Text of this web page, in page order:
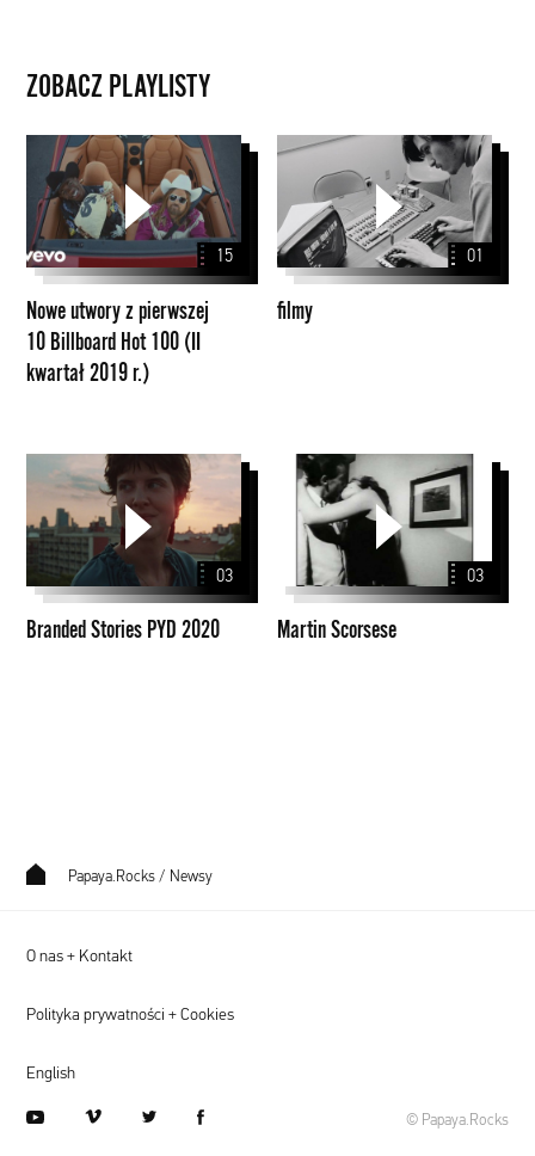
ZOBACZ PLAYLISTY
Nowe
utwory
pierwszej
10
Billboard
Hot
100
(II
15
Nowe utwory z pierwszej
10 Billboard Hot 100 (II
kwartał 2019 r.)
filmy
01
filmy
Branded
PYD
2020
03
Branded Stories PYD 2020
Martin
Scorsese
03
Martin Scorsese
Papaya.Rocks / Newsy
O nas + Kontakt
Polityka prywatności + Cookies
English
© Papaya.Rocks
youtube vimeo twitter facebook